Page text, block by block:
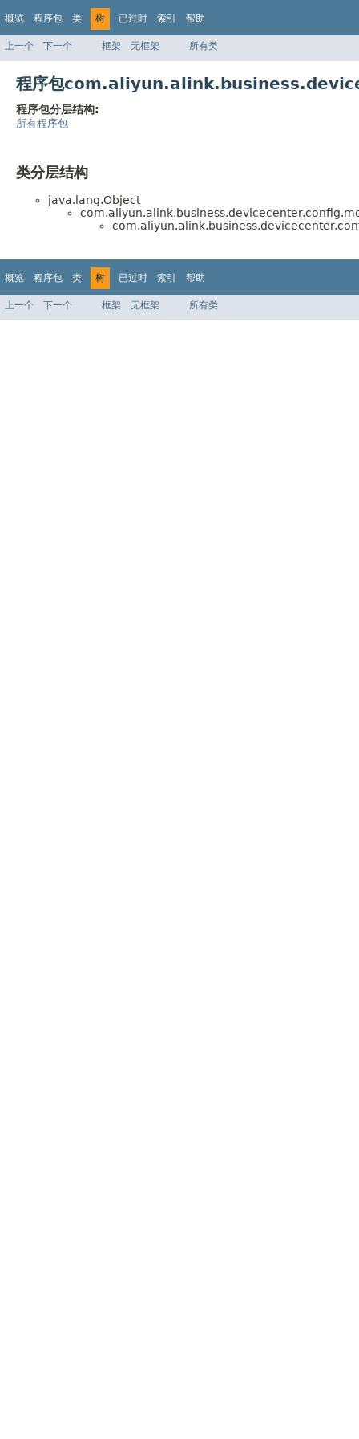
概览 程序包 类 树 已过时 索引 帮助
上一个 下一个 框架 无框架 所有类
程序包
程序包分层结构:
所有程序包
类分层结构
java.lang.Object
概览 程序包 类 树 已过时 索引 帮助
上一个 下一个 框架 无框架 所有类